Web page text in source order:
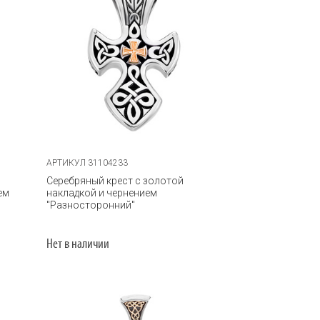
АРТИКУЛ 31104233
Серебряный крест с золотой
накладкой и чернением
"Разносторонний"
Нет в наличии